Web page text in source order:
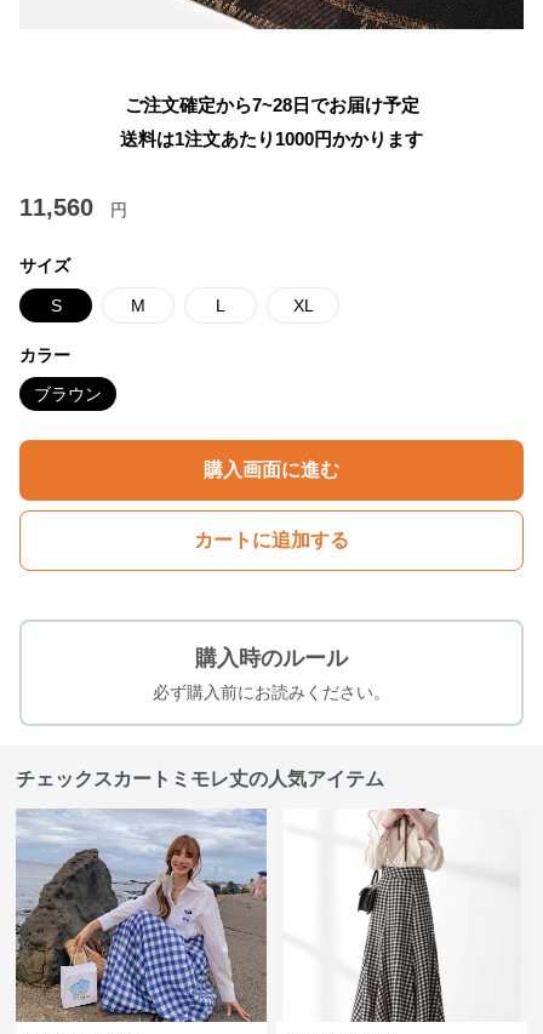
ご注文確定から7~28日でお届け予定
送料は1注文あたり 1000円かかります
11,560 円
サイズ
S M L XL
カラー
ブラウン
購入画面に進む
カートに追加する
購入時のルール
必ず購入前にお読みください。
チェックスカートミモレ丈の人気アイテム